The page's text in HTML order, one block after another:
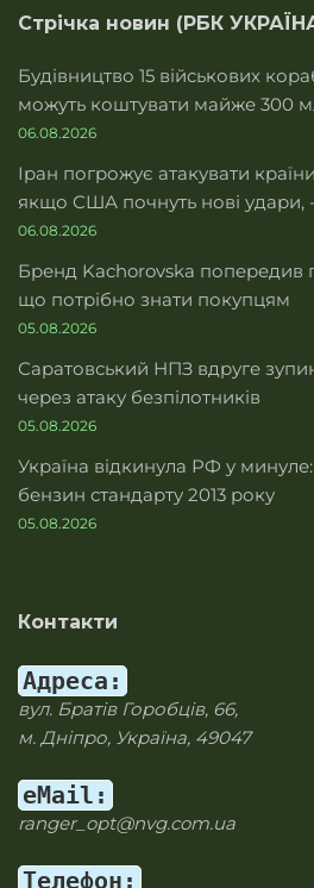
Стрічка новин (РБК
Будівництво 15 військових
можуть коштувати майже 300
06.08.2026
Іран погрожує атакувати
якщо США почнуть нові удари,
06.08.2026
Бренд Kachorovska попередив
що потрібно знати покупцям
05.08.2026
Саратовський НПЗ вдруге
через атаку безпілотників
05.08.2026
Україна відкинула РФ у
бензин стандарту 2013 року
05.08.2026
Контакти
Адреса:
вул. Братів Горобців, 66,
м. Дніпро, Україна, 49047
eMail:
ranger_opt@nvg.com.ua
Телефон: